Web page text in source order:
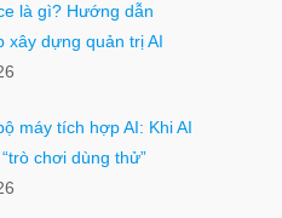
là gì? Hướng dẫn
xây dựng quản trị AI
máy tích hợp AI: Khi AI
chơi dùng thử”